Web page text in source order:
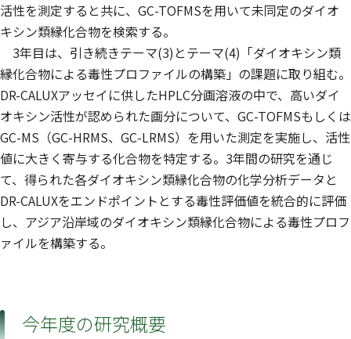
活性を測定すると共に、GC-TOFMSを用いて未同定のダイオ
キシン類縁化合物を検索する。
3年目は、引き続きテーマ(3)とテーマ(4)「ダイオキシン類
縁化合物による毒性プロファイルの構築」の課題に取り組む。
DR-CALUXアッセイに供したHPLC分画溶液の中で、高いダイ
オキシン活性が認められた画分について、GC-TOFMSもしくは
GC-MS（GC-HRMS、GC-LRMS）を用いた測定を実施し、活性
値に大きく寄与する化合物を特定する。3年間の研究を通じ
て、得られた各ダイオキシン類縁化合物の化学分析データと
DR-CALUXをエンドポイントとする毒性評価値を統合的に評価
し、アジア沿岸域のダイオキシン類縁化合物による毒性プロフ
ァイルを構築する。
今年度の研究概要